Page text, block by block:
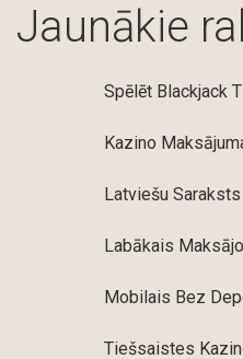
Jaunākie
Spēlēt Blackjack
Kazino
Latviešu
Labākais
Mobilais Bez
Tiešsaistes